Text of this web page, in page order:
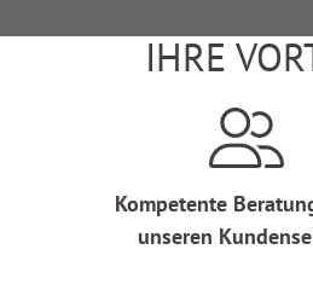
IHRE
Kompetente
unseren